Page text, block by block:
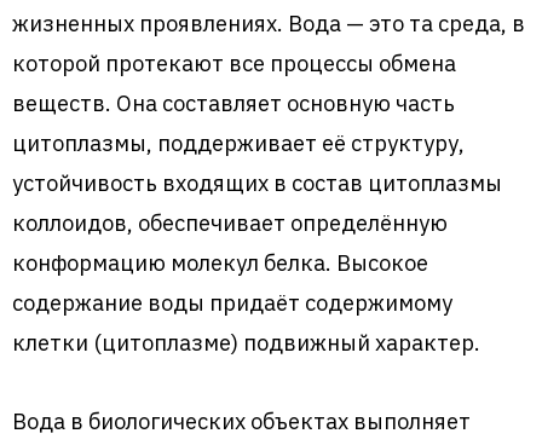
жизненных проявлениях. Вода — это та среда, в
которой протекают все процессы обмена
веществ. Она составляет основную часть
цитоплазмы, поддерживает её структуру,
устойчивость входящих в состав цитоплазмы
коллоидов, обеспечивает определённую
конформацию молекул белка. Высокое
содержание воды придаёт содержимому
клетки (цитоплазме) подвижный характер.
Вода в биологических объектах выполняет